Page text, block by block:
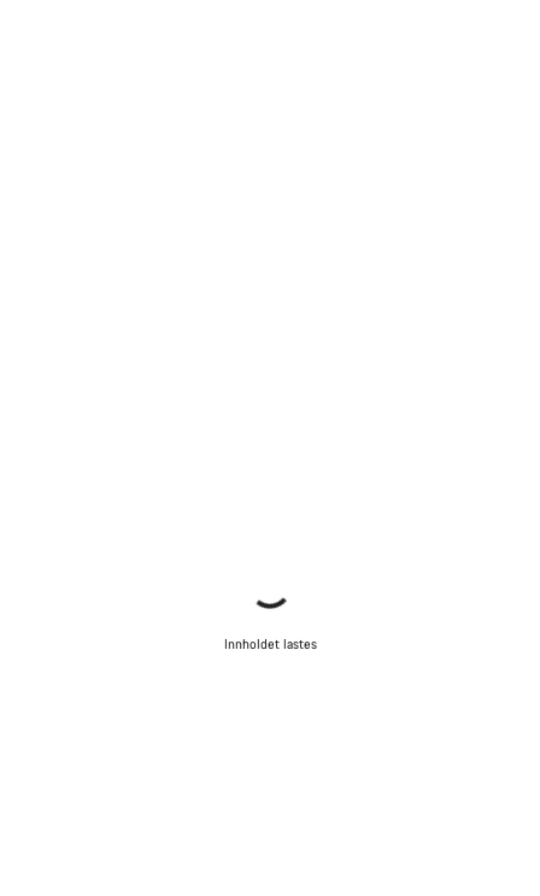
Innholdet lastes